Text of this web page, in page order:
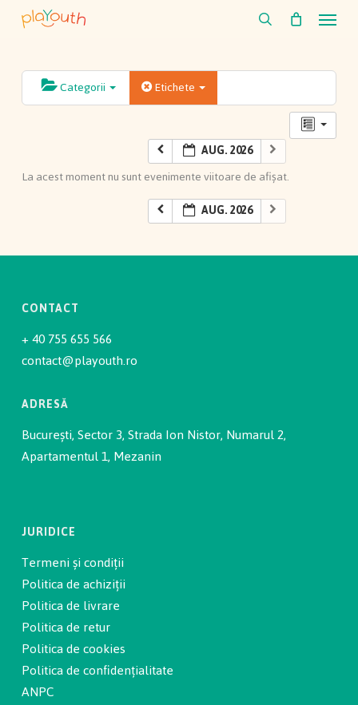
Skip
content
Menu
Categorii Etichete
AUG. 2026
La acest moment nu sunt evenimente viitoare de afișat.
AUG. 2026
CONTACT
+ 40 755 655 566
contact@playouth.ro
ADRESĂ
București, Sector 3, Strada Ion Nistor, Numarul 2,
Apartamentul 1, Mezanin
JURIDICE
Termeni și condiții
Politica de achiziții
Politica de livrare
Politica de retur
Politica de cookies
Politica de confidențialitate
ANPC